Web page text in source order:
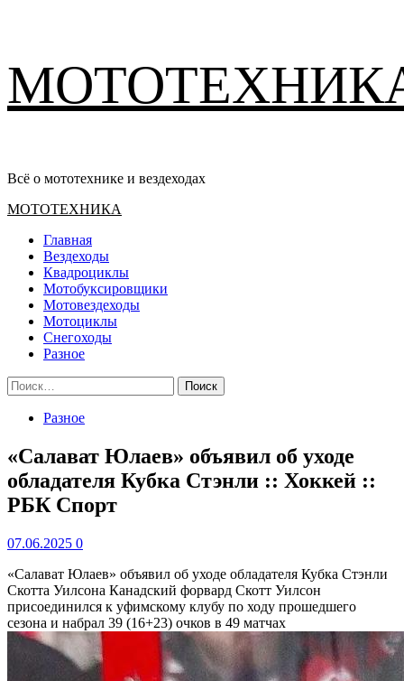
содержимому
Всё о мототехнике и вездеходах
Основное
МОТОТЕХНИКА
Главная
Вездеходы
Квадроциклы
Мотобуксировщики
Мотовездеходы
Мотоциклы
Снегоходы
Разное
Найти:
Разное
«Салават Юлаев» объявил об уходе
обладателя Кубка Стэнли :: Хоккей ::
РБК Спорт
07.06.2025 0
«Салават Юлаев» объявил об уходе обладателя Кубка Стэнли
Скотта Уилсона Канадский форвард Скотт Уилсон
присоединился к уфимскому клубу по ходу прошедшего
сезона и набрал 39 (16+23) очков в 49 матчах